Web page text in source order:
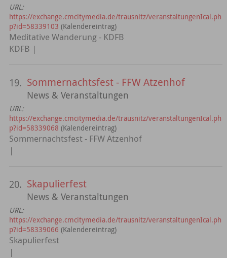
URL:
https://exchange.cmcitymedia.de/trausnitz/veranstaltungenIcal.ph
p?id=58339103 (Kalendereintrag)
Meditative Wanderung - KDFB
KDFB |
19. Sommernachtsfest - FFW Atzenhof
News & Veranstaltungen
URL:
https://exchange.cmcitymedia.de/trausnitz/veranstaltungenIcal.ph
p?id=58339068 (Kalendereintrag)
Sommernachtsfest - FFW Atzenhof
|
20. Skapulierfest
News & Veranstaltungen
URL:
https://exchange.cmcitymedia.de/trausnitz/veranstaltungenIcal.ph
p?id=58339066 (Kalendereintrag)
Skapulierfest
|